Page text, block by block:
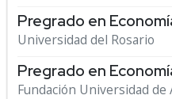
Pregrado en
Universidad del Rosario
Pregrado en
Fundación Universidad de